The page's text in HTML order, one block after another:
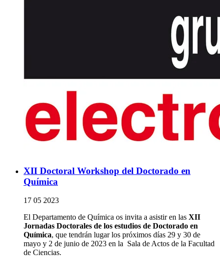
XII Doctoral Workshop del Doctorado en
Química
17 05 2023
El Departamento de Química os invita a asistir en las XII
Jornadas Doctorales de los estudios de Doctorado en
Química, que tendrán lugar los próximos días 29 y 30 de
mayo y 2 de junio de 2023 en la Sala de Actos de la Facultad
de Ciencias.